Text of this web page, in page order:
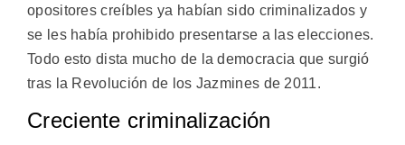
opositores creíbles ya habían sido criminalizados y
se les había prohibido presentarse a las elecciones.
Todo esto dista mucho de la democracia que surgió
tras la Revolución de los Jazmines de 2011.
Creciente criminalización